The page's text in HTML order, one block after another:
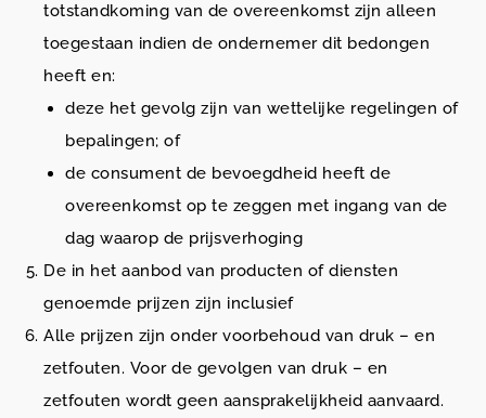
totstandkoming van de overeenkomst zijn alleen
toegestaan indien de ondernemer dit bedongen
heeft en:
deze het gevolg zijn van wettelijke regelingen of
bepalingen; of
de consument de bevoegdheid heeft de
overeenkomst op te zeggen met ingang van de
dag waarop de prijsverhoging
De in het aanbod van producten of diensten
genoemde prijzen zijn inclusief
Alle prijzen zijn onder voorbehoud van druk – en
zetfouten. Voor de gevolgen van druk – en
zetfouten wordt geen aansprakelijkheid aanvaard.